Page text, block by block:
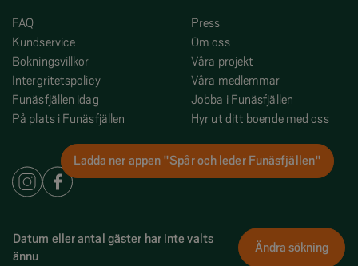
Datum eller antal gäster har inte valts
ännu
Ändra sökning
FAQ
Kundservice
Bokningsvillkor
Intergritetspolicy
Funäsfjällen idag
På plats i Funäsfjällen
Press
Om oss
Våra projekt
Våra medlemmar
Jobba i Funäsfjällen
Hyr ut ditt boende med oss
Ladda ner appen "Spår och leder Funäsfjällen"